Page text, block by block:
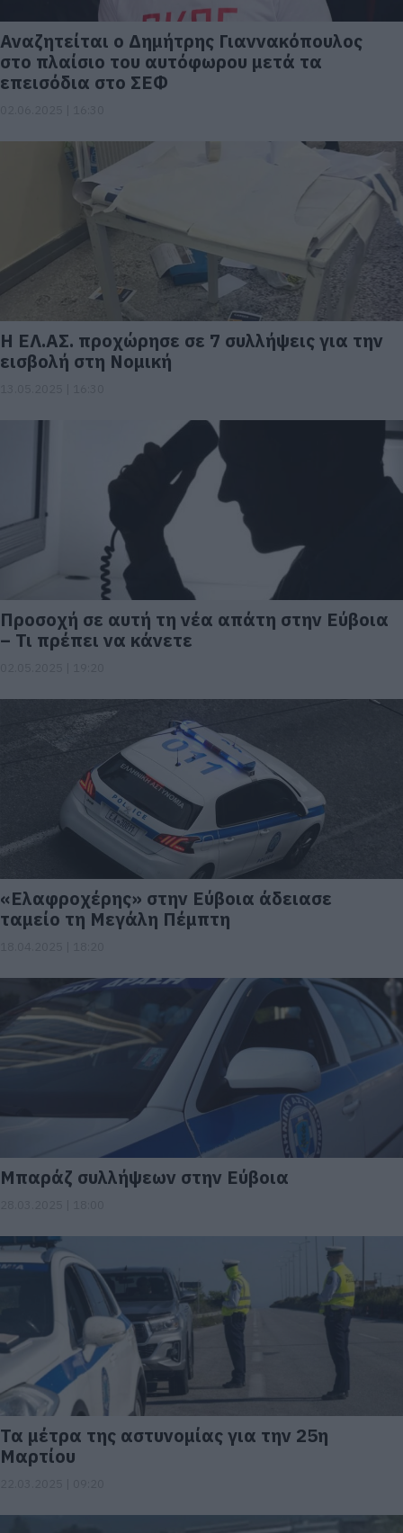
Αναζητείται ο Δημήτρης Γιαννακόπουλος
στo πλαίσιo του αυτόφωρου μετά τα
επεισόδια στο ΣΕΦ
Η ΕΛ.ΑΣ. προχώρησε σε 7 συλλήψεις για την
εισβολή στη Νομική
Προσοχή σε αυτή τη νέα απάτη στην Εύβοια
– Τι πρέπει να κάνετε
«Ελαφροχέρης» στην Εύβοια άδειασε
ταμείο τη Μεγάλη Πέμπτη
Μπαράζ συλλήψεων στην Εύβοια
Τα μέτρα της αστυνομίας για την 25η
Μαρτίου